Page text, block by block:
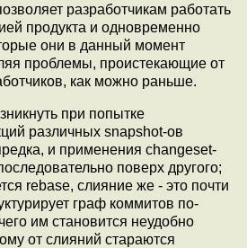
разработчикам работать
продукта и одновременно
они в данный момент
проблемы, проистекающие от
как можно раньше.
при попытке
различных snapshot-ов
и применения changeset-
поверх другого;
rebase, слияние же - это почти
граф коммитов по-
им становится неудобно
от слияний стараются